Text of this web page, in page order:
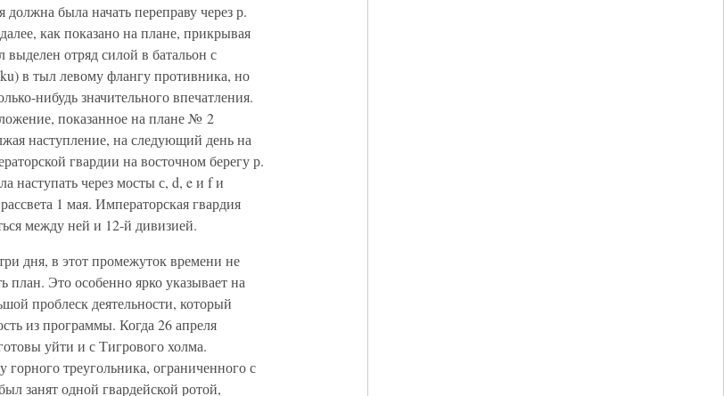
была начать переправу через р.
как показано на плане, прикрывая
отряд силой в батальон с
в тыл левому флангу противника, но
нибудь значительного впечатления.
показанное на плане № 2
наступление, на следующий день на
гвардии на восточном берегу р.
наступать через мосты с, d, e и f и
1 мая. Императорская гвардия
между ней и 12-й дивизией.
дня, в этот промежуток времени не
план. Это особенно ярко указывает на
проблеск деятельности, который
из программы. Когда 26 апреля
уйти и с Тигрового холма.
треугольника, ограниченного с
занят одной гвардейской ротой,